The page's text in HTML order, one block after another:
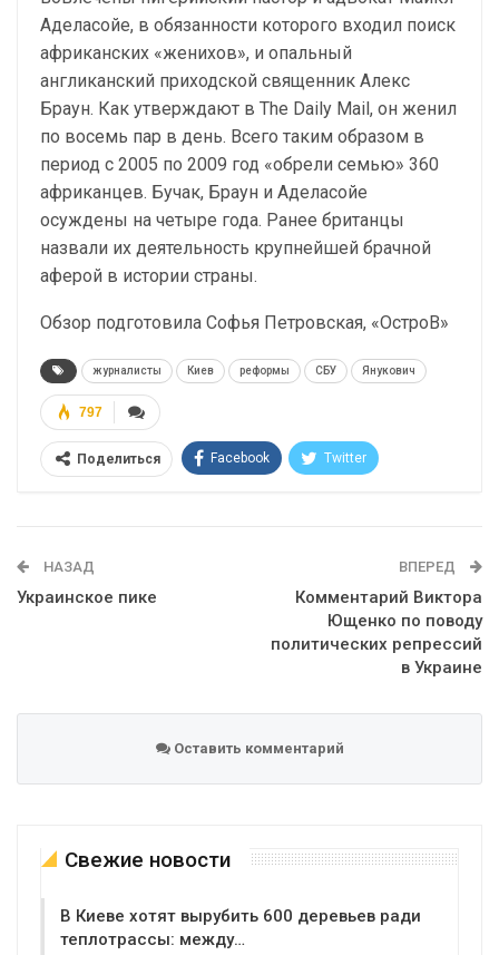
Аделасойе, в обязанности которого входил поиск
африканских «женихов», и опальный
англиканский приходской священник Алекс
Браун. Как утверждают в The Daily Mail, он женил
по восемь пар в день. Всего таким образом в
период с 2005 по 2009 год «обрели семью» 360
африканцев. Бучак, Браун и Аделасойе
осуждены на четыре года. Ранее британцы
назвали их деятельность крупнейшей брачной
аферой в истории страны.
Обзор подготовила Софья Петровская, «ОстроВ»
журналисты Киев реформы СБУ Янукович
797
Поделиться Facebook Twitter
НАЗАД
Украинское пике
ВПЕРЕД
Комментарий Виктора
Ющенко по поводу
политических репрессий
в Украине
Оставить комментарий
Свежие новости
В Киеве хотят вырубить 600 деревьев ради
теплотрассы: между…